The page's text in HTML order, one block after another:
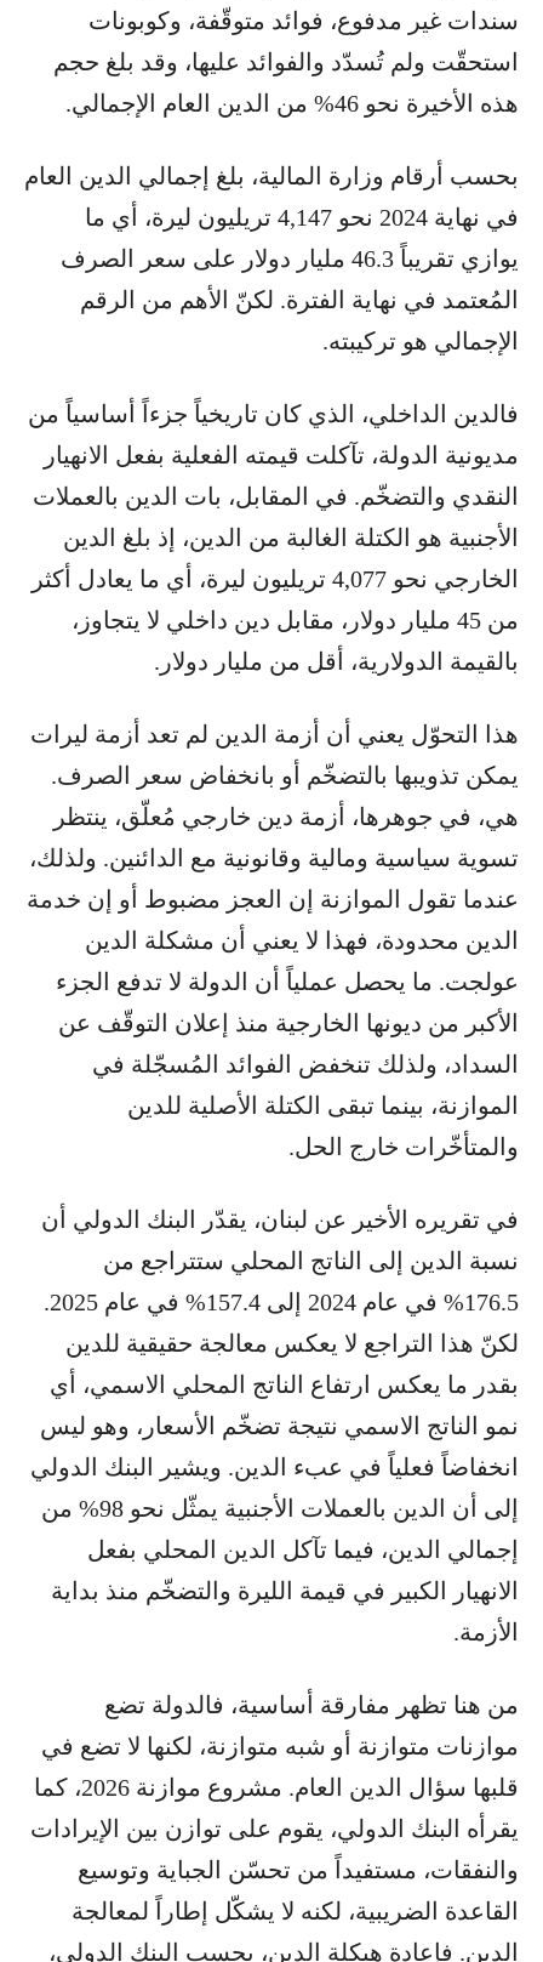
سندات غير مدفوع، فوائد متوقّفة، وكوبونات
استحقّت ولم تُسدّد والفوائد عليها، وقد بلغ حجم
هذه الأخيرة نحو 46% من الدين العام الإجمالي.
بحسب أرقام وزارة المالية، بلغ إجمالي الدين العام
في نهاية 2024 نحو 4,147 تريليون ليرة، أي ما
يوازي تقريباً 46.3 مليار دولار على سعر الصرف
المُعتمد في نهاية الفترة. لكنّ الأهم من الرقم
الإجمالي هو تركيبته.
فالدين الداخلي، الذي كان تاريخياً جزءاً أساسياً من
مديونية الدولة، تآكلت قيمته الفعلية بفعل الانهيار
النقدي والتضخّم. في المقابل، بات الدين بالعملات
الأجنبية هو الكتلة الغالبة من الدين، إذ بلغ الدين
الخارجي نحو 4,077 تريليون ليرة، أي ما يعادل أكثر
من 45 مليار دولار، مقابل دين داخلي لا يتجاوز،
بالقيمة الدولارية، أقل من مليار دولار.
هذا التحوّل يعني أن أزمة الدين لم تعد أزمة ليرات
يمكن تذويبها بالتضخّم أو بانخفاض سعر الصرف.
هي، في جوهرها، أزمة دين خارجي مُعلّق، ينتظر
تسوية سياسية ومالية وقانونية مع الدائنين. ولذلك،
عندما تقول الموازنة إن العجز مضبوط أو إن خدمة
الدين محدودة، فهذا لا يعني أن مشكلة الدين
عولجت. ما يحصل عملياً أن الدولة لا تدفع الجزء
الأكبر من ديونها الخارجية منذ إعلان التوقّف عن
السداد، ولذلك تنخفض الفوائد المُسجّلة في
الموازنة، بينما تبقى الكتلة الأصلية للدين
والمتأخّرات خارج الحل.
في تقريره الأخير عن لبنان، يقدّر البنك الدولي أن
نسبة الدين إلى الناتج المحلي ستتراجع من
176.5% في عام 2024 إلى 157.4% في عام 2025.
لكنّ هذا التراجع لا يعكس معالجة حقيقية للدين
بقدر ما يعكس ارتفاع الناتج المحلي الاسمي، أي
نمو الناتج الاسمي نتيجة تضخّم الأسعار، وهو ليس
انخفاضاً فعلياً في عبء الدين. ويشير البنك الدولي
إلى أن الدين بالعملات الأجنبية يمثّل نحو 98% من
إجمالي الدين، فيما تآكل الدين المحلي بفعل
الانهيار الكبير في قيمة الليرة والتضخّم منذ بداية
الأزمة.
من هنا تظهر مفارقة أساسية، فالدولة تضع
موازنات متوازنة أو شبه متوازنة، لكنها لا تضع في
قلبها سؤال الدين العام. مشروع موازنة 2026، كما
يقرأه البنك الدولي، يقوم على توازن بين الإيرادات
والنفقات، مستفيداً من تحسّن الجباية وتوسيع
القاعدة الضريبية، لكنه لا يشكّل إطاراً لمعالجة
الدين. فإعادة هيكلة الدين، بحسب البنك الدولي،